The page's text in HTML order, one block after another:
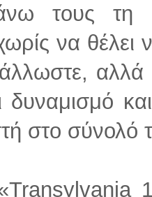
τους τη
να
άλλωστε,
δυναμισμό
στο σύνολό